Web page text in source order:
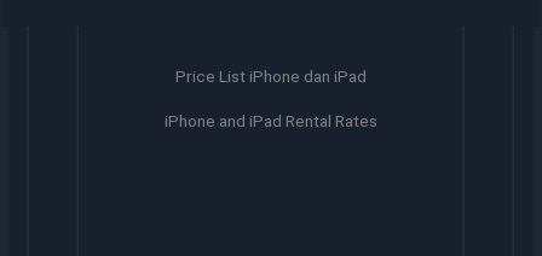
Price List iPhone dan iPad
iPhone and iPad Rental Rates